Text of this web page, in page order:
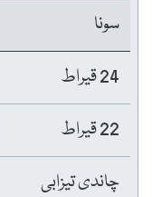
سونا
24 قیراط
22 قیراط
چاندی تیزابی